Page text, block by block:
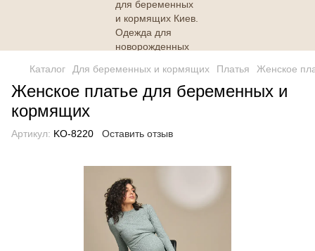
Каталог Для беременных и кормящих Платья Женское
Женское платье для беременных и
кормящих
Артикул: KO-8220 Оставить отзыв